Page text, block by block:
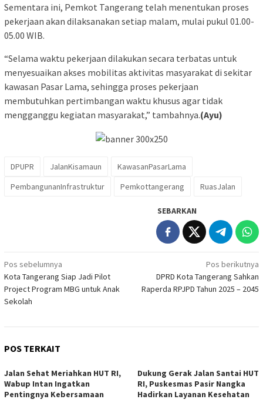
Sementara ini, Pemkot Tangerang telah menentukan proses
pekerjaan akan dilaksanakan setiap malam, mulai pukul 01.00-
05.00 WIB.
“Selama waktu pekerjaan dilakukan secara terbatas untuk
menyesuaikan akses mobilitas aktivitas masyarakat di sekitar
kawasan Pasar Lama, sehingga proses pekerjaan
membutuhkan pertimbangan waktu khusus agar tidak
mengganggu kegiatan masyarakat,” tambahnya.(Ayu)
DPUPR JalanKisamaun
KawasanPasarLama
PembangunanInfrastruktur
Pemkottangerang RuasJalan
SEBARKAN
Navigasi
pos
Pos sebelumnya
Kota Tangerang Siap Jadi Pilot
Project Program MBG untuk Anak
Sekolah
Pos berikutnya
DPRD Kota Tangerang Sahkan
Raperda RPJPD Tahun 2025 – 2045
POS TERKAIT
Jalan Sehat Meriahkan HUT RI,
Wabup Intan Ingatkan
Pentingnya Kebersamaan
Dukung Gerak Jalan Santai HUT
RI, Puskesmas Pasir Nangka
Hadirkan Layanan Kesehatan